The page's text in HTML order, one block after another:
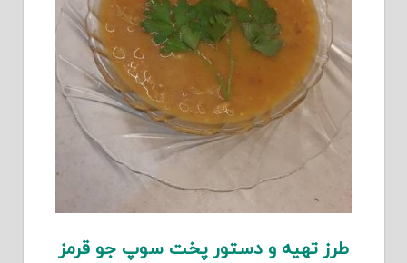
طرز تهیه و دستور پخت سوپ جو قرمز